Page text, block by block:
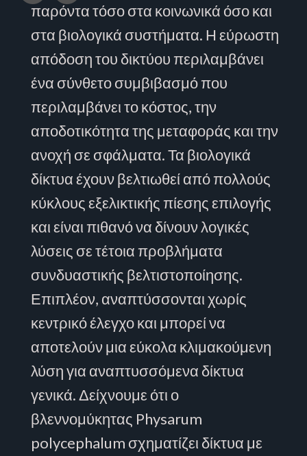
παρόντα τόσο στα κοινωνικά όσο και
στα βιολογικά συστήματα. Η εύρωστη
απόδοση του δικτύου περιλαμβάνει
ένα σύνθετο συμβιβασμό που
περιλαμβάνει το κόστος, την
αποδοτικότητα της μεταφοράς και την
ανοχή σε σφάλματα. Τα βιολογικά
δίκτυα έχουν βελτιωθεί από πολλούς
κύκλους εξελικτικής πίεσης επιλογής
και είναι πιθανό να δίνουν λογικές
λύσεις σε τέτοια προβλήματα
συνδυαστικής βελτιστοποίησης.
Επιπλέον, αναπτύσσονται χωρίς
κεντρικό έλεγχο και μπορεί να
αποτελούν μια εύκολα κλιμακούμενη
λύση για αναπτυσσόμενα δίκτυα
γενικά. Δείχνουμε ότι ο
βλεννομύκητας Physarum
polycephalum σχηματίζει δίκτυα με